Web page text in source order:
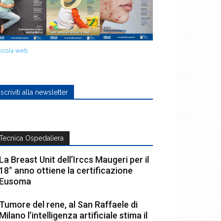
web
alla newsletter
Ospedaliera
Breast Unit dell’Irccs Maugeri per il
anno ottiene la certificazione
del rene, al San Raffaele di
l’intelligenza artificiale stima il